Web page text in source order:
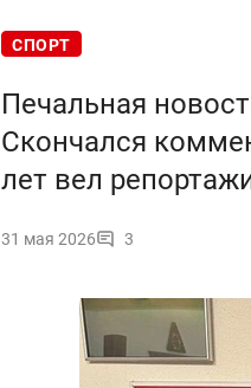
СПОРТ
Печальная
Скончался
лет вел
31 мая 2026 3